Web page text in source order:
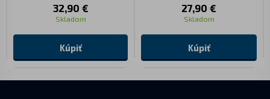
32,90 €
Skladom
Kúpiť
27,90 €
Skladom
Kúpiť